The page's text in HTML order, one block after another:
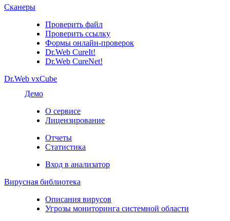
Сканеры
Проверить файл
Проверить ссылку
Формы онлайн-проверок
Dr.Web CureIt!
Dr.Web CureNet!
Dr.Web vxCube
Демо
О сервисе
Лицензирование
Отчеты
Статистика
Вход в анализатор
Вирусная библиотека
Описания вирусов
Угрозы мониторинга системной области